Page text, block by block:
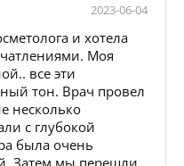
2023-06-04
и хотела
Моя
все эти
тон. Врач провел
несколько
с глубокой
была очень
Затем мы перешли